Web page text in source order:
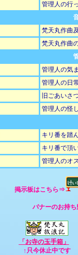
管理人の行
梵天丸作曲
梵天丸作曲
管理人の気
管理人の日
旧ごあいさ
管理人の怪
キリ番を踏
キリ番で頂
管理人のオ
掲示板はこちら⇒
バナーのお持
「お寺の玉手箱」
↑只今休止中です